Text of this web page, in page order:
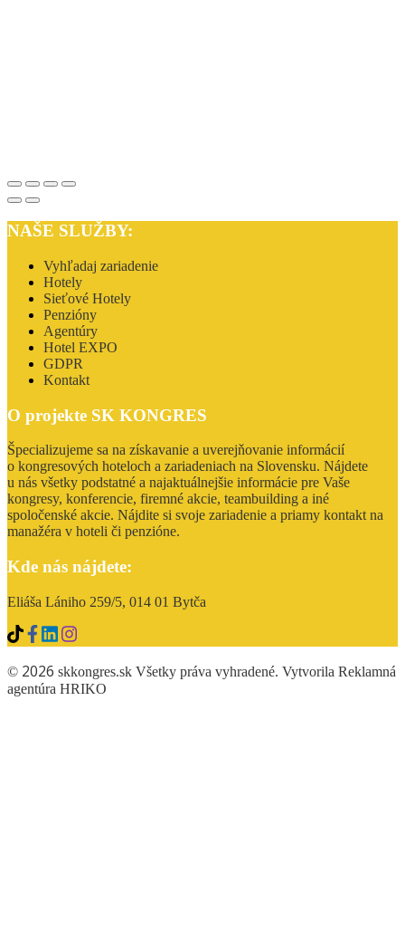
NAŠE SLUŽBY:
Vyhľadaj zariadenie
Hotely
Sieťové Hotely
Penzióny
Agentúry
Hotel EXPO
GDPR
Kontakt
O projekte SK KONGRES
Špecializujeme sa na získavanie a uverejňovanie informácií
o kongresových hoteloch a zariadeniach na Slovensku. Nájdete
u nás všetky podstatné a najaktuálnejšie informácie pre Vaše
kongresy, konferencie, firemné akcie, teambuilding a iné
spoločenské akcie. Nájdite si svoje zariadenie a priamy kontakt na
manažéra v hoteli či penzióne.
Kde nás nájdete:
Eliáša Lániho 259/5, 014 01 Bytča
© 2026 skkongres.sk Všetky práva vyhradené. Vytvorila Reklamná
agentúra HRIKO